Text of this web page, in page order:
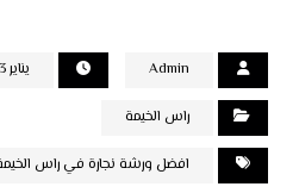
Admin يناير 13, 2025
راس الخيمة
افضل ورشة نجارة في راس